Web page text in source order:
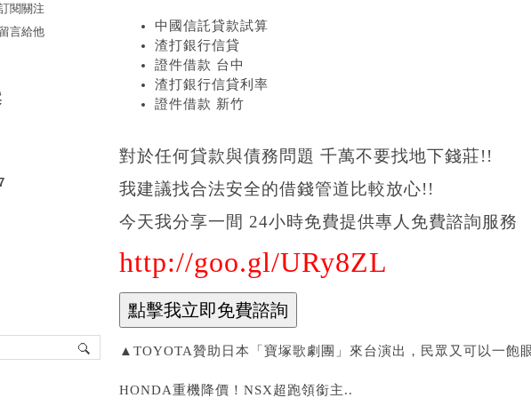
中國信託貸款試算
渣打銀行信貸
證件借款 台中
渣打銀行信貸利率
證件借款 新竹
對於任何貸款與債務問題 千萬不要找地下錢莊!!
我建議找合法安全的借錢管道比較放心!!
今天我分享一間 24小時免費提供專人免費諮詢服務
http://goo.gl/URy8ZL
▲TOYOTA贊助日本「寶塚歌劇團」來台演出，民眾又可以一飽
HONDA重機降價！NSX超跑領銜主..
閱關注
留言給他